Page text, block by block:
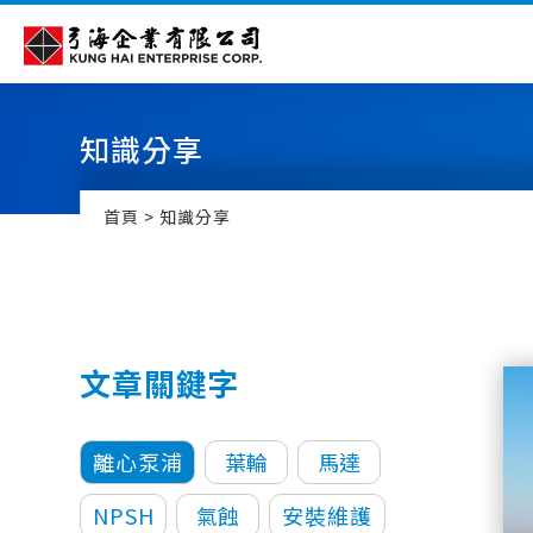
知識分享
首頁 知識分享
文章關鍵字
離心泵浦 葉輪
馬達
NPSH
氣蝕 安裝維護